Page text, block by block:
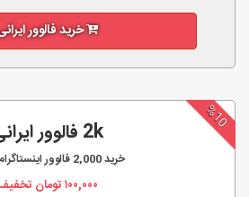
خرید فالوور
%10
2k فالوور ایرانی
خرید2,000 فالوور
۱۰۰,۰۰۰تومان